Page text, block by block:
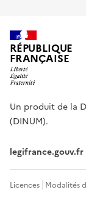
RÉPUBLIQUE
FRANÇAISE
Un produit de la
(DINUM).
legifrance.gouv.fr
Licences Modalités